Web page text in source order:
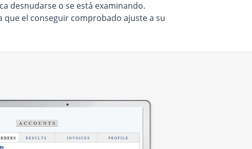
desnudarse o se está examinando.
el conseguir comprobado ajuste a su